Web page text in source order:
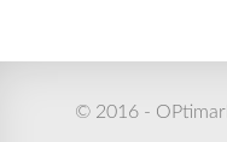
© 2016 -